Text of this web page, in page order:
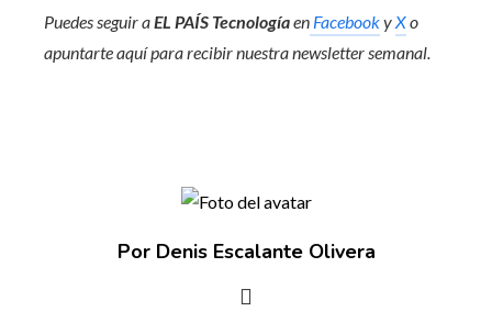
Puedes seguir aEL PAÍS Tecnologíaen Facebooky Xo
apuntarte aquí para recibir nuestranewsletter semanal
Por Denis Escalante Olivera